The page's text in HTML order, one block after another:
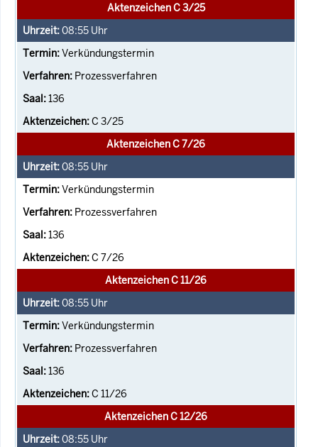
Aktenzeichen C 3/25
08:55 Uhr
Verkündungstermin
Prozessverfahren
136
C 3/25
Aktenzeichen C 7/26
08:55 Uhr
Verkündungstermin
Prozessverfahren
136
C 7/26
Aktenzeichen C 11/26
08:55 Uhr
Verkündungstermin
Prozessverfahren
136
C 11/26
Aktenzeichen C 12/26
08:55 Uhr